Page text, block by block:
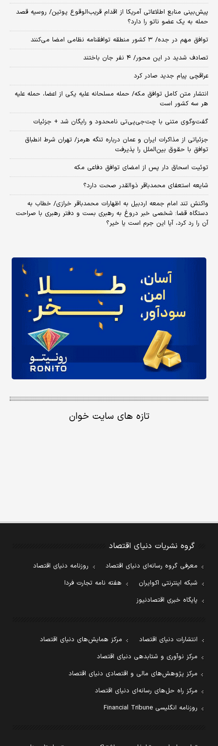
پیش‌بینی منابع اطلاعاتی آمریکا از اقدام قریب‌الوقوع پوتین/ روسیه قصد
حمله به یک عضو ناتو را دارد؟
توافق مهم در جده/ ۳ کشور منطقه توافقنامه نظامی امضا می‌کنند
تصادف شدید در این محور/ ۴ نفر جان باختند
عراقچی پیام جدید صادر کرد
انتشار متن کامل توافق مکه/ حمله مسلحانه علیه یکی از اعضا، حمله علیه
هر سه کشور است
گفت‌وگوی متنی با چت‌جی‌پی‌تی نامحدود و رایگان شد + جزئیات
جزئیاتی از مذاکرات ایران و عمان درباره تنگه هرمز/ تهران شرط انطباق
توافق با حقوق بین‌الملل را پذیرفت
توئیت اسحاق دار پس از امضای توافق دفاعی مکه
شایعه استعفای محمدباقر ذوالقدر صحت دارد؟
واکنش تند امام جمعه اردبیل به اظهارات محمدباقر خرازی/ خطاب به
دستگاه قضا: شخصی خبر دروغ به رهبری بست و دفتر رهبری با صراحت
آن را رد کرد، آیا این جرم است یا خیر؟
تازه های سایت خوان
گروه نشریات دنیای اقتصاد
معرفی گروه رسانه‌ای دنیای اقتصاد
روزنامه دنیای اقتصاد
شبکه اینترنتی اکوایران
هفته نامه تجارت فردا
پایگاه خبری اقتصادنیوز
انتشارات دنیای اقتصاد
مرکز همایش‌های دنیای اقتصاد
مرکز نوآوری و شتابدهی دنیای اقتصاد
مرکز پژوهش‌های مالی و اقتصادی دنیای اقتصاد
مرکز راه حل‌های رسانه‌ای دنیای اقتصاد
روزنامه انگلیسی Financial Tribune